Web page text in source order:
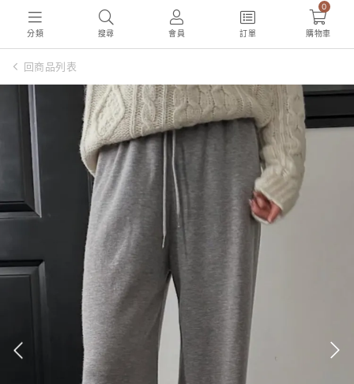
分類 搜尋 會員 訂單
0
購物車
回商品列表